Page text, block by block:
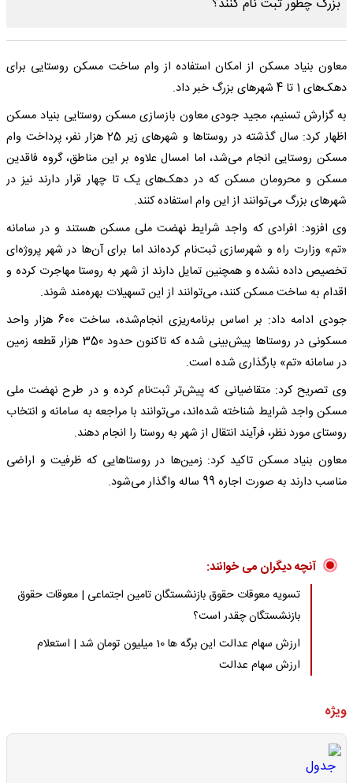
معاون بنیاد مسکن از امکان استفاده از وام ساخت مسکن روستایی برای
دهک‌های 1 تا 4 شهرهای بزرگ خبر داد.
به گزارش تسنیم، مجید جودی معاون بازسازی مسکن روستایی بنیاد مسکن
اظهار کرد: سال گذشته در روستاها و شهرهای زیر 25 هزار نفر، پرداخت وام
مسکن روستایی انجام می‌شد، اما امسال علاوه بر این مناطق، گروه فاقدین
مسکن و محرومان مسکن که در دهک‌های یک تا چهار قرار دارند نیز در
شهرهای بزرگ می‌توانند از این وام استفاده کنند.
وی افزود: افرادی که واجد شرایط نهضت ملی مسکن هستند و در سامانه
«تم» وزارت راه و شهرسازی ثبت‌نام کرده‌اند اما برای آن‌ها در شهر پروژه‌ای
تخصیص داده نشده و همچنین تمایل دارند از شهر به روستا مهاجرت کرده و
اقدام به ساخت مسکن کنند، می‌توانند از این تسهیلات بهره‌مند شوند.
جودی ادامه داد: بر اساس برنامه‌ریزی انجام‌شده، ساخت 600 هزار واحد
مسکونی در روستاها پیش‌بینی شده که تاکنون حدود 350 هزار قطعه زمین
در سامانه «تم» بارگذاری شده است.
وی تصریح کرد: متقاضیانی که پیش‌تر ثبت‌نام کرده و در طرح نهضت ملی
مسکن واجد شرایط شناخته شده‌اند، می‌توانند با مراجعه به سامانه و انتخاب
روستای مورد نظر، فرآیند انتقال از شهر به روستا را انجام دهند.
معاون بنیاد مسکن تاکید کرد: زمین‌ها در روستاهایی که ظرفیت و اراضی
مناسب دارند به صورت اجاره 99 ساله واگذار می‌شود.
آنچه دیگران می خوانند:
تسویه معوقات حقوق بازنشستگان تامین اجتماعی | معوقات حقوق
بازنشستگان چقدر است؟
ارزش سهام عدالت این برگه ها 10 میلیون تومان شد | استعلام
ارزش سهام عدالت
ویژه